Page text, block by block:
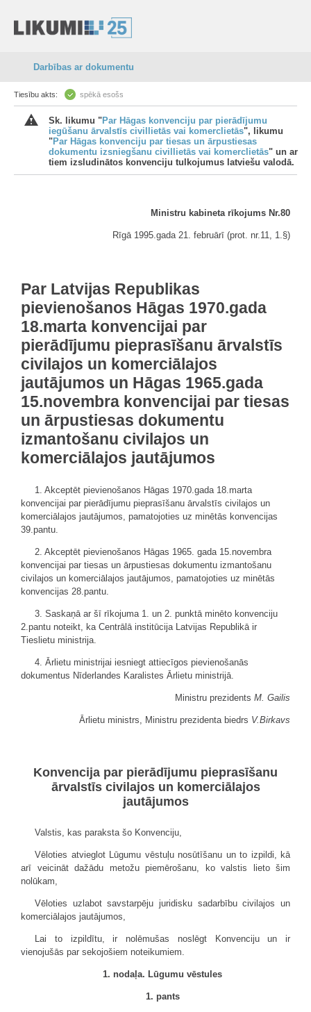
Darbības ar dokumentu
Tiesību akts: spēkā esošs
Sk. likumu "Par Hāgas konvenciju par pierādījumu
iegūšanu ārvalstīs civillietās vai komerclietās", likumu
"Par Hāgas konvenciju par tiesas un ārpustiesas
dokumentu izsniegšanu civillietās vai komerclietās" un ar
tiem izsludinātos konvenciju tulkojumus latviešu valodā.
Ministru kabineta rīkojums Nr.80
Rīgā 1995.gada 21. februārī (prot. nr.11, 1.§)
Par Latvijas Republikas
pievienošanos Hāgas 1970.gada
18.marta konvencijai par
pierādījumu pieprasīšanu ārvalstīs
civilajos un komerciālajos
jautājumos un Hāgas 1965.gada
15.novembra konvencijai par tiesas
un ārpustiesas dokumentu
izmantošanu civilajos un
komerciālajos jautājumos
1. Akceptēt pievienošanos Hāgas 1970.gada 18.marta
konvencijai par pierādījumu pieprasīšanu ārvalstīs civilajos un
komerciālajos jautājumos, pamatojoties uz minētās konvencijas
39.pantu.
2. Akceptēt pievienošanos Hāgas 1965. gada 15.novembra
konvencijai par tiesas un ārpustiesas dokumentu izmantošanu
civilajos un komerciālajos jautājumos, pamatojoties uz minētās
konvencijas 28.pantu.
3. Saskaņā ar šī rīkojuma 1. un 2. punktā minēto konvenciju
2.pantu noteikt, ka Centrālā institūcija Latvijas Republikā ir
Tieslietu ministrija.
4. Ārlietu ministrijai iesniegt attiecīgos pievienošanās
dokumentus Nīderlandes Karalistes Ārlietu ministrijā.
Ministru prezidents M. Gailis
Ārlietu ministrs, Ministru prezidenta biedrs V.Birkavs
Konvencija par pierādījumu pieprasīšanu
ārvalstīs civilajos un komerciālajos
jautājumos
Valstis, kas paraksta šo Konvenciju,
Vēloties atvieglot Lūgumu vēstuļu nosūtīšanu un to izpildi, kā
arī veicināt dažādu metožu piemērošanu, ko valstis lieto šim
nolūkam,
Vēloties uzlabot savstarpēju juridisku sadarbību civilajos un
komerciālajos jautājumos,
Lai to izpildītu, ir nolēmušas noslēgt Konvenciju un ir
vienojušās par sekojošiem noteikumiem.
1. nodaļa. Lūgumu vēstules
1. pants